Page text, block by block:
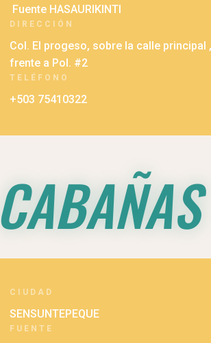
Fuente HASAURIKINTI
DIRECCIÓN
Col. El progeso, sobre la calle principal
frente a Pol. #2
TELÉFONO
+503 75410322
CABAÑAS
CIUDAD
SENSUNTEPEQUE
FUENTE